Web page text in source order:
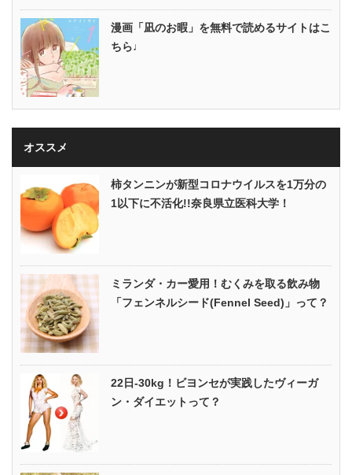
漫画「凪のお暇」を無料で読めるサイトはこ
ちら♩
オススメ
柿タンニンが新型コロナウイルスを1万分の
1以下に不活化!!奈良県立医科大学！
ミランダ・カー愛用！むくみを取る飲み物
「フェンネルシード(Fennel Seed)」って？
22日-30kg！ビヨンセが実践したヴィーガ
ン・ダイエットって？